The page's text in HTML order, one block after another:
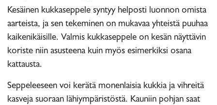
Kesäinen kukkaseppele syntyy helposti luonnon omista
aarteista, ja sen tekeminen on mukavaa yhteistä puuhaa
kaikenikäisille. Valmis kukkaseppele on kesän näyttävin
koriste niin asusteena kuin myös esimerkiksi osana
kattausta.
Seppeleeseen voi kerätä monenlaisia kukkia ja vihreitä
kasveja suoraan lähiympäristöstä. Kauniin pohjan saat